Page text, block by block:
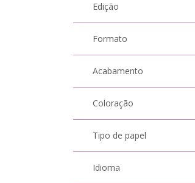
Edição
Formato
Acabamento
Coloração
Tipo de papel
Idioma